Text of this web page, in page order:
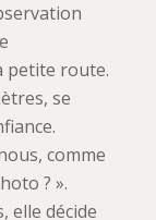
petite route.
se
comme
? ».
elle décide